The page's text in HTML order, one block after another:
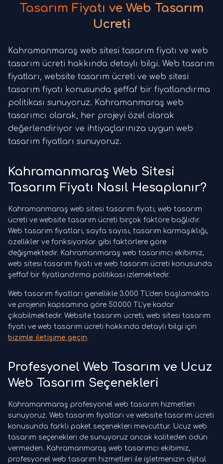
Tasarım Fiyatı ve Web Tasarım
Ücreti
Kahramanmaraş web sitesi tasarım fiyatı ve web
tasarım ücreti hakkında detaylı bilgi. Web tasarım
fiyatları, website tasarım ücreti ve web sitesi
tasarım fiyatı konusunda şeffaf bir fiyatlandırma
politikası sunuyoruz. Kahramanmaraş web
tasarımcı olarak, her projeyi özel olarak
değerlendiriyor ve ihtiyaçlarınıza uygun web
tasarım fiyatları sunuyoruz.
Kahramanmaraş Web Sitesi
Tasarım Fiyatı Nasıl Hesaplanır?
Kahramanmaraş web sitesi tasarım fiyatı, web tasarım
ücreti ve website tasarım ücreti birçok faktöre bağlıdır.
Web tasarım fiyatları, sayfa sayısı, tasarım karmaşıklığı,
özellikler ve fonksiyonlar gibi faktörlere göre
değişmektedir. Kahramanmaraş web tasarımcı ekibimiz,
web sitesi tasarım fiyatı ve web tasarım ücreti konusunda
şeffaf bir fiyatlandırma politikası izlemektedir.
Web tasarım fiyatları genellikle 3.000 TL'den başlamakta
ve projenin kapsamına göre 50.000 TL'ye kadar
çıkabilmektedir. Website tasarım ücreti, web sitesi tasarım
fiyatı ve web tasarım ücreti hakkında detaylı bilgi için
bizimle iletişime geçin.
Profesyonel Web Tasarım ve Ucuz
Web Tasarım Seçenekleri
Kahramanmaraş profesyonel web tasarım hizmetleri
sunuyoruz. Web tasarım fiyatları ve website tasarım ücreti
konusunda farklı paket seçenekleri mevcuttur. Ucuz web
tasarım seçenekleri de sunuyoruz ancak kaliteden ödün
vermeden. Kahramanmaraş web tasarımcı ekibimiz,
profesyonel web tasarım hizmetleri ile işletmenizin dijital